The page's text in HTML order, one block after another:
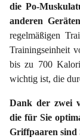
die Po-
anderen
regelmäßigen
Trainingseinheit
bis zu 700
wichtig ist, die
Dank der zwei
die für Sie
Griffpaaren sind